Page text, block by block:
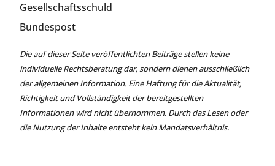
Gesellschaftsschuld
Bundespost
Die auf dieser Seite veröffentlichten Beiträge stellen keine
individuelle Rechtsberatung dar, sondern dienen ausschließlich
der allgemeinen Information. Eine Haftung für die Aktualität,
Richtigkeit und Vollständigkeit der bereitgestellten
Informationen wird nicht übernommen. Durch das Lesen oder
die Nutzung der Inhalte entsteht kein Mandatsverhältnis.